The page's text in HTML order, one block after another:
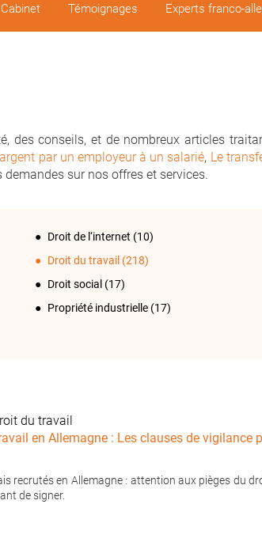
Cabinet Témoignages Experts franco-
des conseils, et de nombreux articles
par un employeur à un salarié, Le
sur nos offres et services.
Droit de l‘internet (10)
Droit du travail (218)
Droit social (17)
Propriété industrielle(17)
du travail
en Allemagne : Les clauses de vigilance
recrutés en Allemagne : attention aux pièges du
de signer.